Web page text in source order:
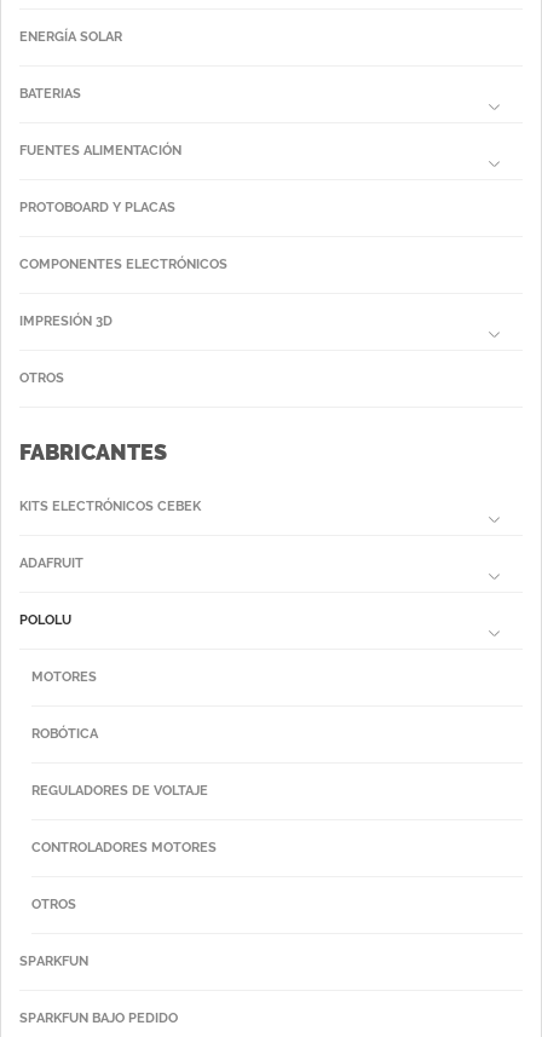
ENERGÍA SOLAR
BATERIAS
FUENTES ALIMENTACIÓN
PROTOBOARD Y PLACAS
COMPONENTES ELECTRÓNICOS
IMPRESIÓN 3D
OTROS
FABRICANTES
KITS ELECTRÓNICOS CEBEK
ADAFRUIT
POLOLU
MOTORES
ROBÓTICA
REGULADORES DE VOLTAJE
CONTROLADORES MOTORES
OTROS
SPARKFUN
SPARKFUN BAJO PEDIDO